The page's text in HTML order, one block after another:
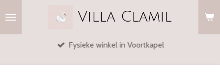
hoofdinhoud
Villa Clamil
Fysieke winkel in Voortkapel